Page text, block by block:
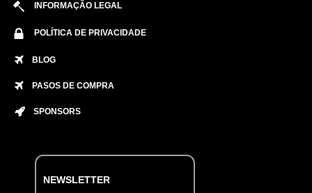
INFORMAÇÃO LEGAL
POLÍTICA DE PRIVACIDADE
BLOG
PASOS DE COMPRA
SPONSORS
NEWSLETTER